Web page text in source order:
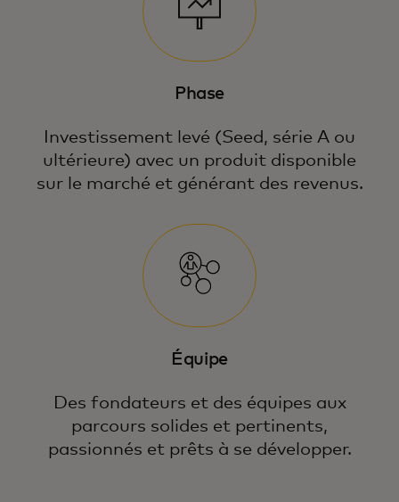
Phase
Investissement levé (Seed, série A ou
ultérieure) avec un produit disponible
sur le marché et générant des revenus.
Équipe
Des fondateurs et des équipes aux
parcours solides et pertinents,
passionnés et prêts à se développer.